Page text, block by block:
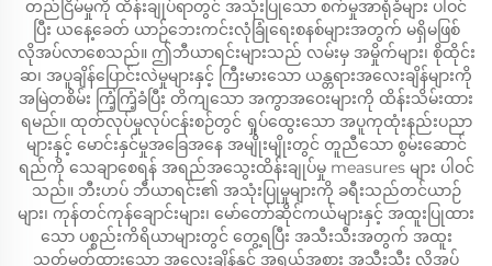
တည်ငြိမ်မှုကို ထိန်းချုပ်ရာတွင် အသုံးပြုသော စက်မှုအာရုံခံများ ပါဝင်
ပြီး ယနေ့ခေတ် ယာဉ်ဘေးကင်းလုံခြုံရေးစနစ်များအတွက် မရှိမဖြစ်
လိုအပ်လာစေသည်။ ဤဘီယာရင်းများသည် လမ်းမှ အမှိုက်များ၊ စိုထိုင်း
ဆ၊ အပူချိန်ပြောင်းလဲမှုများနှင့် ကြီးမားသော ယန္တရားအလေးချိန်များကို
အမြဲတစိမ်း ကြံ့ကြံ့ခံပြီး တိကျသော အကွာအဝေးများကို ထိန်းသိမ်းထား
ရမည်။ ထုတ်လုပ်မှုလုပ်ငန်းစဉ်တွင် ရှုပ်ထွေးသော အပူကုထုံးနည်းပညာ
များနှင့် မောင်းနှင်မှုအခြေအနေ အမျိုးမျိုးတွင် တူညီသော စွမ်းဆောင်
ရည်ကို သေချာစေရန် အရည်အသွေးထိန်းချုပ်မှု measures များ ပါဝင်
သည်။ ဘီးဟပ် ဘီယာရင်း၏ အသုံးပြုမှုများကို ခရီးသည်တင်ယာဉ်
များ၊ ကုန်တင်ကုန်ချောင်းများ၊ မော်တော်ဆိုင်ကယ်များနှင့် အထူးပြုထား
သော ပစ္စည်းကိရိယာများတွင် တွေ့ရပြီး အသီးသီးအတွက် အထူး
သတ်မှတ်ထားသော အလေးချိန်နှင့် အရွယ်အစား အသီးသီး လိုအပ်